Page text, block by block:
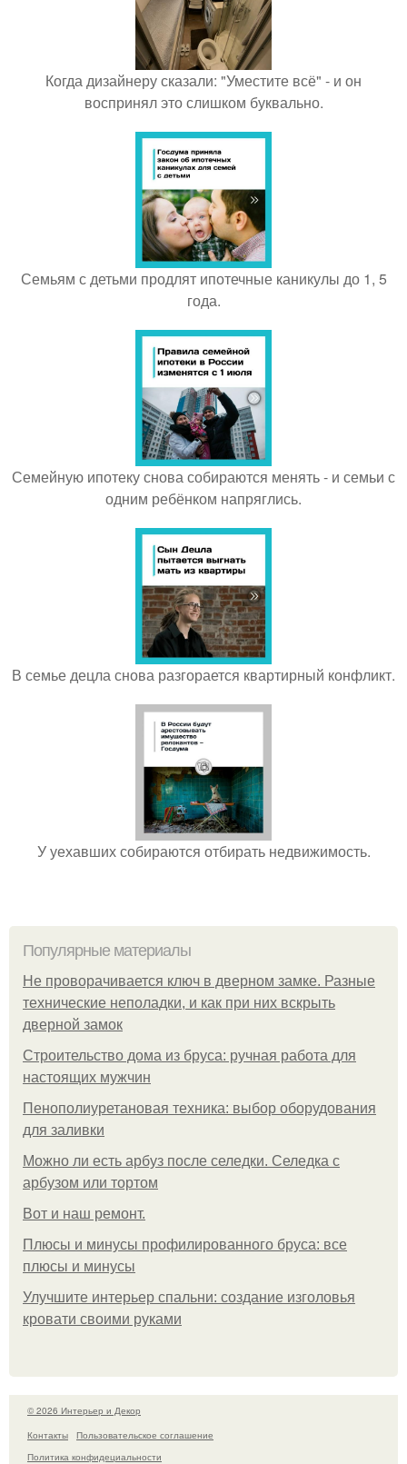
Когда дизайнеру сказали: "Уместите всё" - и он
воспринял это слишком буквально.
Семьям с детьми продлят ипотечные каникулы до 1, 5
года.
Семейную ипотеку снова собираются менять - и семьи с
одним ребёнком напряглись.
В семье децла снова разгорается квартирный конфликт.
У уехавших собираются отбирать недвижимость.
Популярные материалы
Не проворачивается ключ в дверном замке. Разные
технические неполадки, и как при них вскрыть
дверной замок
Строительство дома из бруса: ручная работа для
настоящих мужчин
Пенополиуретановая техника: выбор оборудования
для заливки
Можно ли есть арбуз после селедки. Селедка с
арбузом или тортом
Boт и наш ремoнт.
Плюсы и минусы профилированного бруса: все
плюсы и минусы
Улучшите интерьер спальни: создание изголовья
кровати своими руками
© 2026 Интерьер и Декор
Контакты
Пользовательское соглашение
Политика конфидециальности